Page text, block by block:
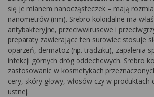
się je mianem nanocząsteczek – mają
nanometrów (nm). Srebro koloidalne ma
antybakteryjne, przeciwwirusowe i
preparaty zawierające ten surowiec stosuje
oparzeń, dermatoz (np. trądziku), zapalenia
infekcji górnych dróg oddechowych. Srebro
zastosowanie w kosmetykach
cery, skóry głowy, włosów czy w produktach
ustnej.